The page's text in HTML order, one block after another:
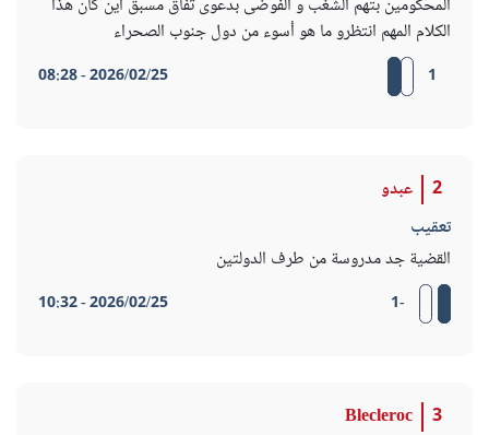
المحكومين بتهم الشغب و الفوضى بدعوى تفاق مسبق اين كان هذا
الكلام المهم انتظرو ما هو أسوء من دول جنوب الصحراء
1
2026/02/25 - 08:28
2
عبدو
تعقيب
القضية جد مدروسة من طرف الدولتين
-1
2026/02/25 - 10:32
3
Blecleroc